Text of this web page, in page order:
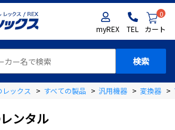
myREX TEL
0
カート
ックス > すべての製品 > 汎用機器 > 変換器 >
ンタル